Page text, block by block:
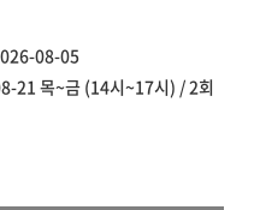
08-05
목~금 (14시~17시) / 2회